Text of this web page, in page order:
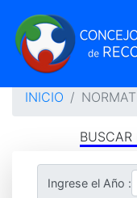
INICIO
BUSCAR
Ingrese el Año :